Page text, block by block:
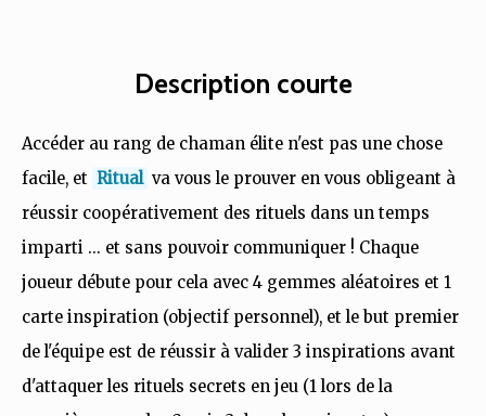
Description courte
Accéder au rang de chaman élite n'est pas une chose
facile, et Ritual va vous le prouver en vous obligeant à
réussir coopérativement des rituels dans un temps
imparti ... et sans pouvoir communiquer ! Chaque
joueur débute pour cela avec 4 gemmes aléatoires et 1
carte inspiration (objectif personnel), et le but premier
de l'équipe est de réussir à valider 3 inspirations avant
d'attaquer les rituels secrets en jeu (1 lors de la